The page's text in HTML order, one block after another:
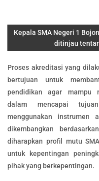
Kepala SMA Negeri 1
ditinjau
Proses akreditasi yang
bertujuan untuk
pendidikan agar mampu
dalam mencapai
menggunakan instrumen
dikembangkan
diharapkan profil mutu
untuk kepentingan
pihak yang berkepentingan.